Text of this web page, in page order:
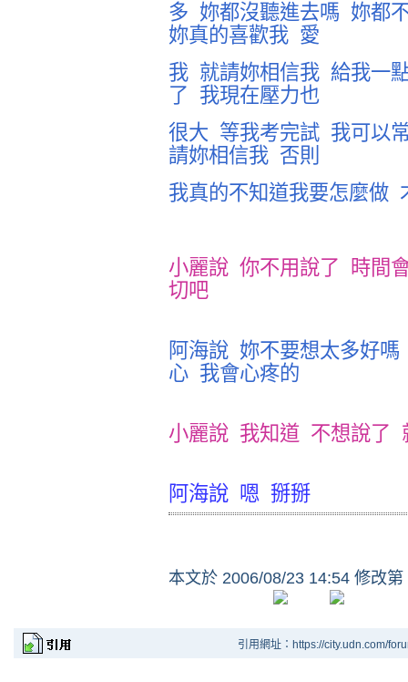
多 妳都沒聽進去嗎 妳都
妳真的喜歡我 愛
我 就請妳相信我 給我一
了 我現在壓力也
很大 等我考完試 我可以
請妳相信我 否則
我真的不知道我要怎麼做
小麗說 你不用說了
時間
切吧
阿海說 妳不要想太多好嗎
心 我會心疼的
小麗說 我知道 不想說了
阿海說 嗯 掰掰
本文於 2006/08/23 14:54 修改第
引用網址：https://city.udn.com/